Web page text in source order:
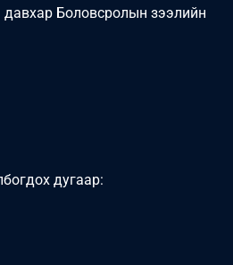
Боловсролын зээлийн
дугаар: